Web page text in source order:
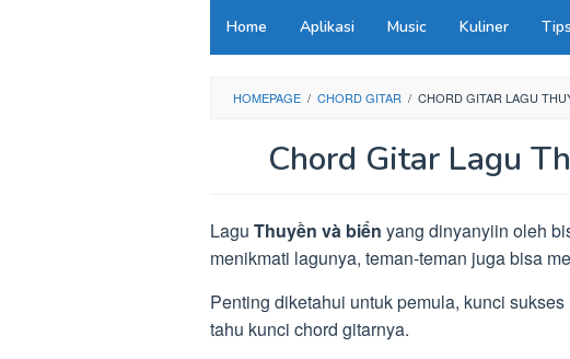
Home Aplikasi Music Kuliner
HOMEPAGE / CHORD GITAR / CHORD GITAR LAGU
Chord Gitar Lagu
Lagu Thuyền và biển yang dinyanyiin oleh
menikmati lagunya, teman-teman juga bisa
Penting diketahui untuk pemula, kunci
tahu kunci chord gitarnya.